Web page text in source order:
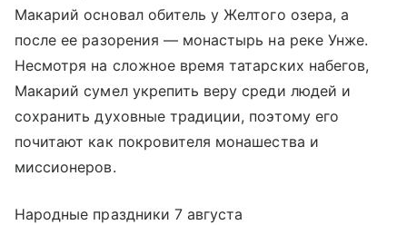
Макарий основал обитель у Желтого озера, а
после ее разорения — монастырь на реке Унже.
Несмотря на сложное время татарских набегов,
Макарий сумел укрепить веру среди людей и
сохранить духовные традиции, поэтому его
почитают как покровителя монашества и
миссионеров.
Народные праздники 7 августа